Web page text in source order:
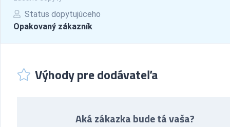
Status dopytujúceho
Opakovaný zákazník
Výhody pre dodávateľa
Aká zákazka bude tá vaša?